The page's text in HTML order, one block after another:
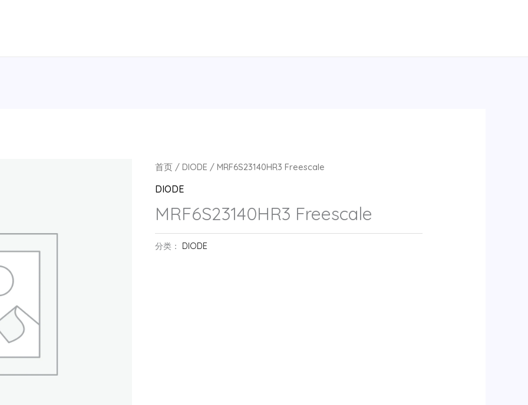
首页 /DIODE / MRF6S23140HR3 Freescale
DIODE
MRF6S23140HR3 Freescale
分类： DIODE